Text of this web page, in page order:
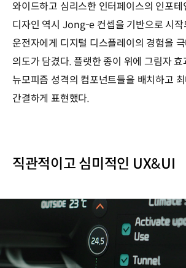
와이드하고 심리스한 인터페이스의 인포테
디자인 역시 Jong-e 컨셉을 기반으로 시작
운전자에게 디지털 디스플레이의 경험을
의도가 담겼다. 플랫한 종이 위에 그림자 효
뉴모피즘 성격의 컴포넌트들을 배치하고
간결하게 표현했다.
직관적이고 심미적인 UX&UI